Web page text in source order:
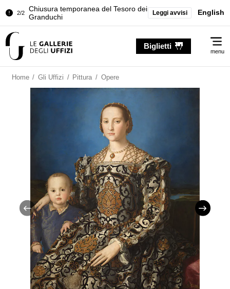
2/2
Chiusura temporanea del Tesoro dei
Granduchi
della Sala dell'Iliade
Granduchi
Leggi avvisi English
Biglietti
menu
Home / Gli Uffizi / Pittura / Opere